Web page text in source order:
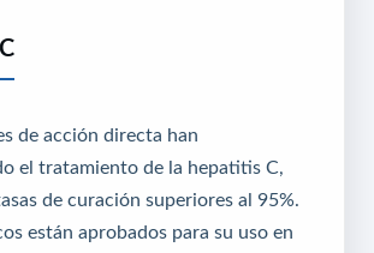
de acción directa han
el tratamiento de la hepatitis C,
de curación superiores al 95%.
están aprobados para su uso en